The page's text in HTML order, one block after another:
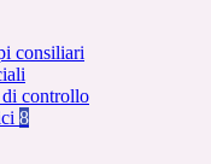
consiliari
controllo
8